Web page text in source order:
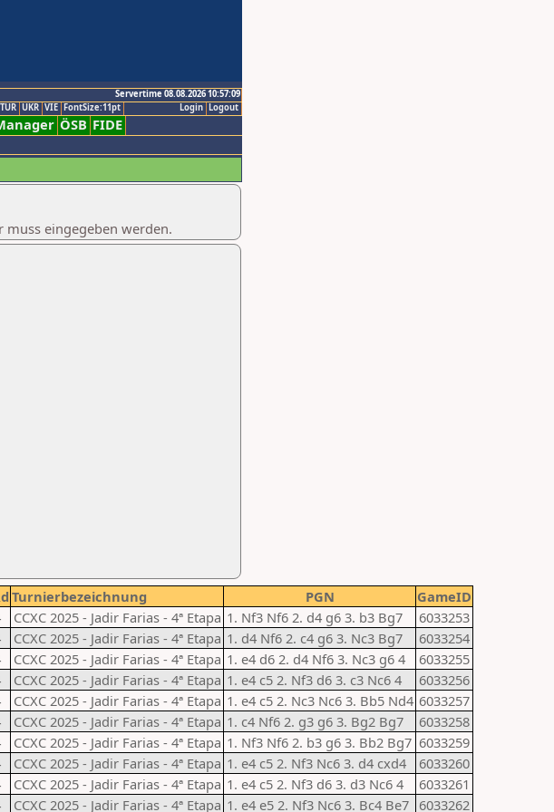
Servertime 08.08.2026 10:57:09
Logout
Login
TUR UKR VIE FontSize:11pt
ÖSB FIDE
muss eingegeben werden.
Turnierbezeichnung PGN
GameID
CCXC 2025 - Jadir Farias - 4ª Etapa 1. Nf3 Nf6 2. d4 g6 3. b3 Bg7
6033253
CCXC 2025 - Jadir Farias - 4ª Etapa 1. d4 Nf6 2. c4 g6 3. Nc3 Bg7
6033254
CCXC 2025 - Jadir Farias - 4ª Etapa 1. e4 d6 2. d4 Nf6 3. Nc3 g6 4
6033255
CCXC 2025 - Jadir Farias - 4ª Etapa 1. e4 c5 2. Nf3 d6 3. c3 Nc6 4
6033256
CCXC 2025 - Jadir Farias - 4ª Etapa 1. e4 c5 2. Nc3 Nc6 3. Bb5 Nd4 6033257
CCXC 2025 - Jadir Farias - 4ª Etapa 1. c4 Nf6 2. g3 g6 3. Bg2 Bg7
6033258
CCXC 2025 - Jadir Farias - 4ª Etapa 1. Nf3 Nf6 2. b3 g6 3. Bb2 Bg7 6033259
CCXC 2025 - Jadir Farias - 4ª Etapa 1. e4 c5 2. Nf3 Nc6 3. d4 cxd4
6033260
CCXC 2025 - Jadir Farias - 4ª Etapa 1. e4 c5 2. Nf3 d6 3. d3 Nc6 4
6033261
CCXC 2025 - Jadir Farias - 4ª Etapa 1. e4 e5 2. Nf3 Nc6 3. Bc4 Be7 6033262